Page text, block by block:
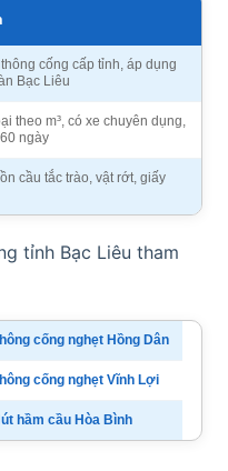
cống cấp tỉnh, áp dụng
Bạc Liêu
theo m³, có xe chuyên dụng,
ngày
cầu tắc trào, vật rớt, giấy
tỉnh Bạc Liêu tham
cống nghẹt Hồng Dân
cống nghẹt Vĩnh Lợi
hầm cầu Hòa Bình